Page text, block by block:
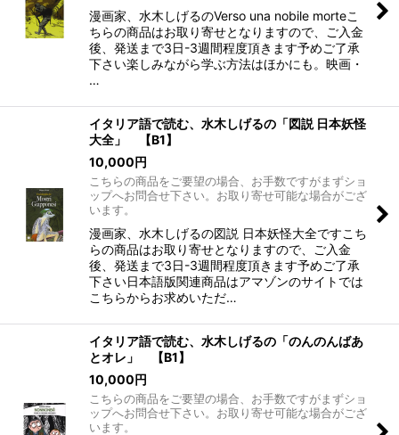
漫画家、水木しげるのVerso una nobile morteこ
ちらの商品はお取り寄せとなりますので、ご入金
後、発送まで3日-3週間程度頂きます予めご了承
下さい楽しみながら学ぶ方法はほかにも。映画・
…
イタリア語で読む、水木しげるの「図説 日本妖怪
大全」 【B1】
10,000円
こちらの商品をご要望の場合、お手数ですがまずショ
ップへお問合せ下さい。お取り寄せ可能な場合がござ
います。
漫画家、水木しげるの図説 日本妖怪大全ですこち
らの商品はお取り寄せとなりますので、ご入金
後、発送まで3日-3週間程度頂きます予めご了承
下さい日本語版関連商品はアマゾンのサイトでは
こちらからお求めいただ…
イタリア語で読む、水木しげるの「のんのんばあ
とオレ」 【B1】
10,000円
こちらの商品をご要望の場合、お手数ですがまずショ
ップへお問合せ下さい。お取り寄せ可能な場合がござ
います。